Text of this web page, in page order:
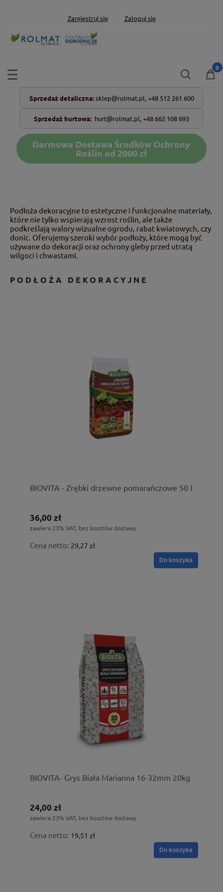
Zarejestruj się Zaloguj się
Sprzedaż detaliczna: sklep@rolmat.pl, +48 512 261 600
Sprzedaż hurtowa: hurt@rolmat.pl,+48 662 108 693
Darmowa Dostawa Środków Ochrony
Roślin od 2000 zł
Podłoża dekoracyjne to estetyczne i funkcjonalne materiały,
które nie tylko wspierają wzrost roślin, ale także
podkreślają walory wizualne ogrodu, rabat kwiatowych, czy
donic. Oferujemy szeroki wybór podłoży, które mogą być
używane do dekoracji oraz ochrony gleby przed utratą
wilgoci i chwastami.
PODŁOŻA DEKORACYJNE
BIOVITA - Zrębki drzewne pomarańczowe 50 l
36,00 zł
zawiera 23% VAT, bez kosztów dostawy
Cena netto: 29,27 zł
Do koszyka
BIOVITA- Grys Biała Marianna 16-32mm 20kg
24,00 zł
zawiera 23% VAT, bez kosztów dostawy
Cena netto: 19,51 zł
Do koszyka